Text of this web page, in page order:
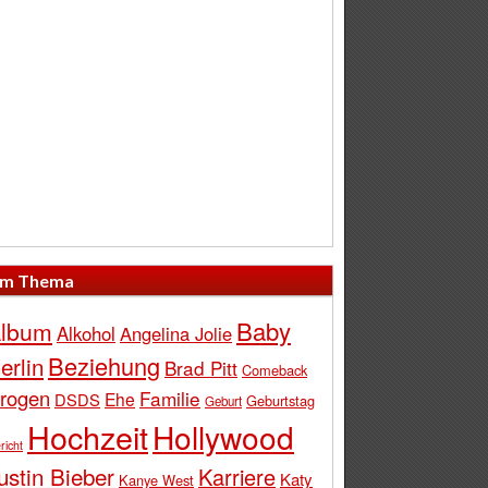
Thema
Alkohol Angelina Jolie Baby
Beziehung Brad Pitt Comeback
DSDS Ehe Familie Geburt Geburtstag
HochzeitHollywood
Bieber Kanye West Karriere Katy